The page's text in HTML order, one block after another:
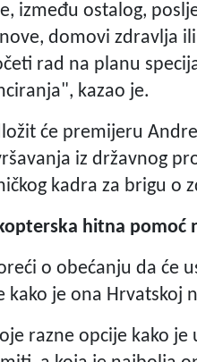
između ostalog,
domovi zdravlja
rad na planu
kazao je.
će premijeru
iz državnog
kadra za brigu o
hitna pomoć
o obećanju da će
kako je ona Hrvatskoj
razne opcije kako